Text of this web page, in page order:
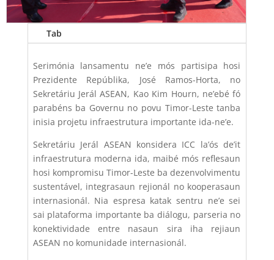
Tab
Serimónia lansamentu ne’e mós partisipa hosi
Prezidente Repúblika, José Ramos-Horta, no
Sekretáriu Jerál ASEAN, Kao Kim Hourn, ne’ebé fó
parabéns ba Governu no povu Timor-Leste tanba
inisia projetu infraestrutura importante ida-ne’e.
Sekretáriu Jerál ASEAN konsidera ICC la’ós de’it
infraestrutura moderna ida, maibé mós reflesaun
hosi kompromisu Timor-Leste ba dezenvolvimentu
sustentável, integrasaun rejionál no kooperasaun
internasionál. Nia espresa katak sentru ne’e sei
sai plataforma importante ba diálogu, parseria no
konektividade entre nasaun sira iha rejiaun
ASEAN no komunidade internasionál.